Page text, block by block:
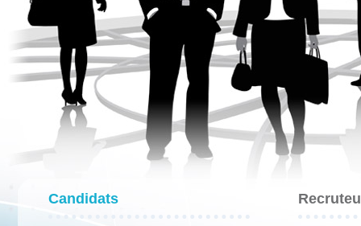
Candidats